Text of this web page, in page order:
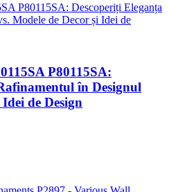
P80115SA:
în Designul
de Design